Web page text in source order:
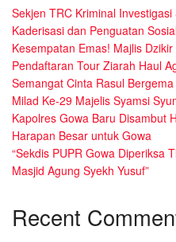
Sekjen TRC Kriminal
Kaderisasi dan Penguatan
Kesempatan Emas! Majlis
Pendaftaran Tour Ziarah Haul
Semangat Cinta Rasul
Milad Ke-29 Majelis Syamsi
Kapolres Gowa Baru Disambut
Harapan Besar untuk Gowa
“Sekdis PUPR Gowa Diperiksa
Masjid Agung Syekh Yusuf”
Recent